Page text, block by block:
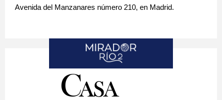
Avenida del Manzanares número 210, en Madrid.
CASA CARMEN